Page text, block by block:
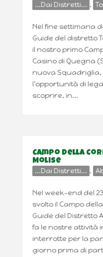
...Dai Distretti... ,
Nel fine settimana
Guide del distretto
il nostro primo
Casino di Quegna
nuova Squadriglia,
l’opportunità di
scoprire, in...
Campo della
Molise
...Dai Distretti... ,
Nel week-end del
svolto il Campo
Guide del Distretto
fa le nostre attività
interrotte per la
giorno prima di